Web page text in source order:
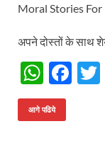
Moral Stories For
अपने दोस्तों के साथ
W
h
at
F
आगे पढिये